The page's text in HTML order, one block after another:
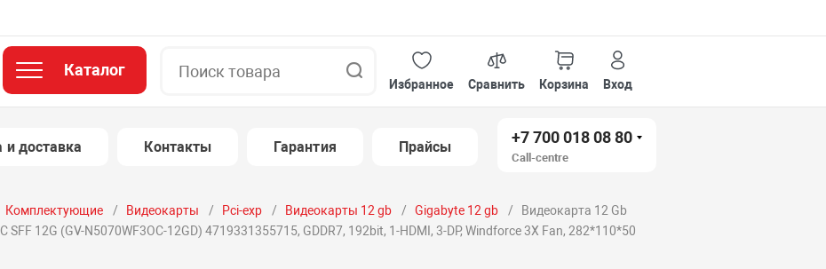
Каталог
Избранное
Сравнить Корзина Вход
и доставка Контакты Гарантия Прайсы
+7 700 018 08 80
Call-centre
Комплектующие Видеокарты Pci-exp Видеокарты 12 gb Gigabyte 12 gb
Видеокарта 12 Gb
SFF 12G (GV-N5070WF3OC-12GD) 4719331355715, GDDR7, 192bit, 1-HDMI, 3-DP, Windforce 3X Fan, 282*110*50